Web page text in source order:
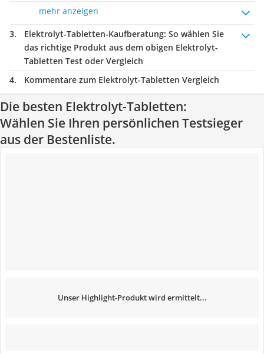
mehr anzeigen
Elektrolyt-Tabletten-Kaufberatung: So wählen Sie
das richtige Produkt aus dem obigen Elektrolyt-
Tabletten Test oder Vergleich
Kommentare zum Elektrolyt-Tabletten Vergleich
Die besten Elektrolyt-Tabletten:
Wählen Sie Ihren persönlichen Testsieger
aus der Bestenliste.
Unser Highlight-Produkt wird ermittelt...